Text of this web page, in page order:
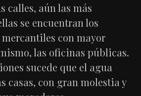
calles, aún las más
se encuentran los
con mayor
las oficinas públicas.
sucede que el agua
casas, con gran molestia y